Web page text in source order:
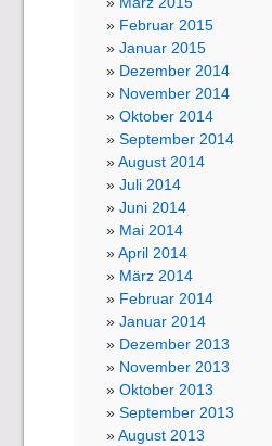
Februar 2015
Januar 2015
Dezember 2014
November 2014
Oktober 2014
September 2014
August 2014
Juli 2014
Juni 2014
Mai 2014
April 2014
März 2014
Februar 2014
Januar 2014
Dezember 2013
November 2013
Oktober 2013
September 2013
August 2013